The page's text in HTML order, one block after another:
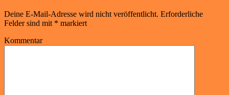
Deine E-Mail-Adresse wird nicht veröffentlicht. Erforderliche
Felder sind mit * markiert
Kommentar